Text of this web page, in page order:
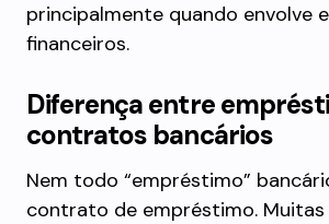
principalmente quando envolve
financeiros.
Diferença entre
contratos bancários
Nem todo “empréstimo”
contrato de empréstimo.